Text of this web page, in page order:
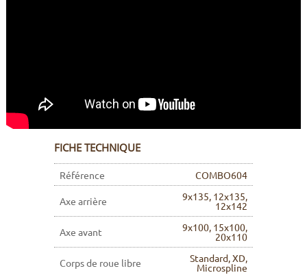
FICHE TECHNIQUE
Référence COMBO604
Axe arrière 9x135, 12x135,
12x142
Axe avant 9x100, 15x100,
20x110
Corps de roue libre Standard, XD,
Microspline